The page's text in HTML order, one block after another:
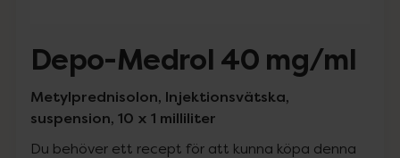
Depo-Medrol 40 mg/ml
Metylprednisolon, Injektionsvätska,
suspension, 10 x 1 milliliter
Du behöver ett recept för att kunna köpa denna